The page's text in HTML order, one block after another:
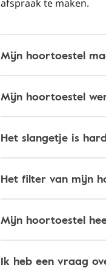
afspraak te maken.
Mijn hoortoestel
Mijn hoortoestel
Het slangetje is
Het filter van mijn
Mijn hoortoestel
Ik heb een vraag